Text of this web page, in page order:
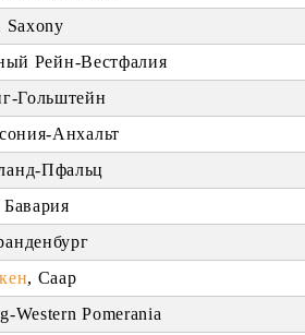
Saxony
Рейн-Вестфалия
Гольштейн
Анхальт
Пфальц
Бавария
, Саар
Western Pomerania